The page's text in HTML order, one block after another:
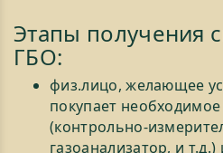
Этапы получения
ГБО:
физ.лицо, желающее
покупает
(контрольно-
газоанализатор, и